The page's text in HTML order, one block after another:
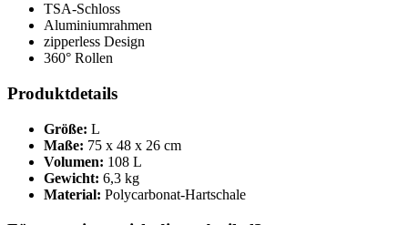
TSA-Schloss
Aluminiumrahmen
zipperless Design
360° Rollen
Produktdetails
Größe: L
Maße: 75 x 48 x 26 cm
Volumen: 108 L
Gewicht: 6,3 kg
Material: Polycarbonat-Hartschale